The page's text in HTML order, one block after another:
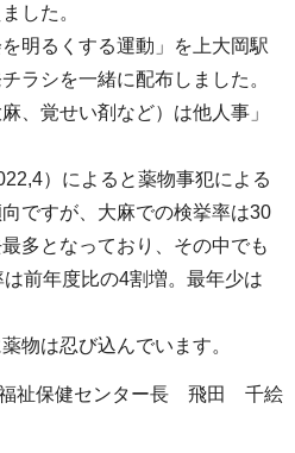
した。
明るくする運動」を上大岡駅
ラシを一緒に配布しました。
覚せい剤など）は他人事」
）によると薬物事犯による
ですが、大麻での検挙率は30
多となっており、その中でも
前年度比の4割増。最年少は
物は忍び込んでいます。
祉保健センター長 飛田 千絵